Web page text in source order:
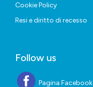
Cookie Policy
Resi e diritto di recesso
Follow us
Pagina Facebook